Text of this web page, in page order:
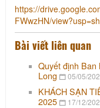
https://
FWwzHN/
Bài viết liên quan
Quyết định Ban
Long
05/05/
KHÁCH SẠN
2025
17/12/